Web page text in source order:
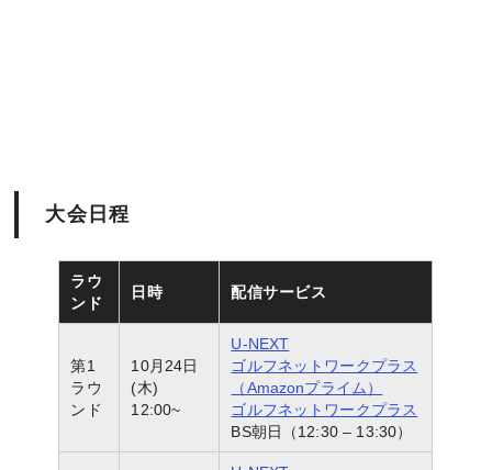
大会日程
ラウ
ンド
日時 配信サービス
第1
ラウ
ンド
10月24日
(木)
12:00~
U-NEXT
ゴルフネットワークプラス
（Amazonプライム）
ゴルフネットワークプラス
BS朝日（12:30 – 13:30）